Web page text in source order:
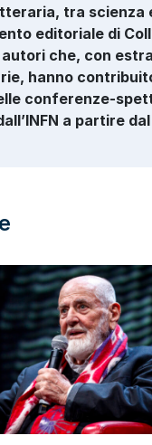
tra scienza
editoriale di
che, con
hanno
conferenze-
a partire dal